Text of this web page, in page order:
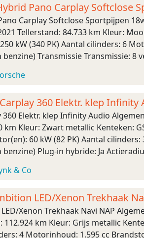
Pano Carplay Softclose
Carplay Softclose Sportpijpen
Tellerstand: 84.733 km Kleur:
kW (340 PK) Aantal cilinders: 6
Transmissie Transmissie: 8
360 Elektr. klep Infinity
360 Elektr. klep Infinity Audio
km Kleur: Zwart metallic Kenteken:
60 kW (82 PK) Aantal
Plug-in hybride: Ja
& Co
LED/Xenon Trekhaak
Xenon Trekhaak Navi NAP
km Kleur: Grijs metallic
4 Motorinhoud: 1.595 cc